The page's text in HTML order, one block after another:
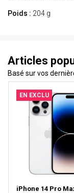
Poids : 204 g
Articles
Basé sur vos
EN EXCLU
iPhone 14 Pro